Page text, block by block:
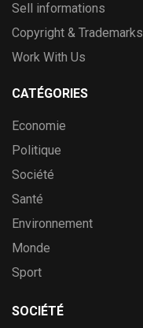
Sell informations
Copyright & Trademarks
Work With Us
CATÉGORIES
Economie
Politique
Société
Santé
Environnement
Monde
Sport
SOCIÉTÉ